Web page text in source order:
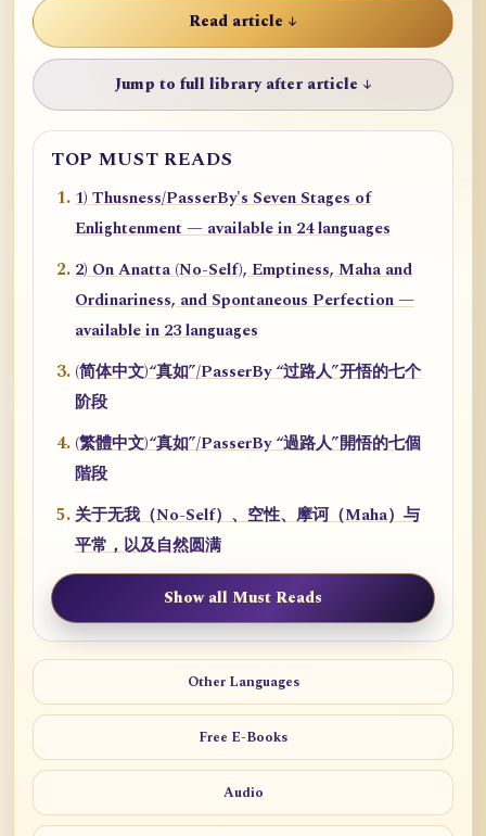
Read article ↓
Jump to full library after article ↓
TOP MUST READS
1) Thusness/PasserBy's Seven Stages of
Enlightenment — available in 24 languages
2) On Anatta (No-Self), Emptiness, Maha and
Ordinariness, and Spontaneous Perfection —
available in 23 languages
(简体中文)“真如”/PasserBy “过路人”开悟的七个
阶段
(繁體中文)“真如”/PasserBy “過路人”開悟的七個
階段
关于无我（No-Self）、空性、摩诃（Maha）与
平常，以及自然圆满
Show all Must Reads
Other Languages
Free E-Books
Audio